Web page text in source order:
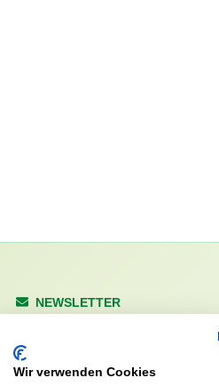
NEWSLETTER
Wir verwenden Cookies